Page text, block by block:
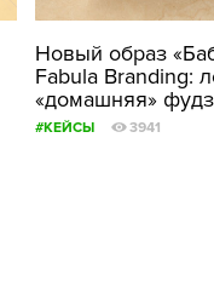
Новый образ
Fabula Branding:
«домашняя»
#КЕЙСЫ 3941